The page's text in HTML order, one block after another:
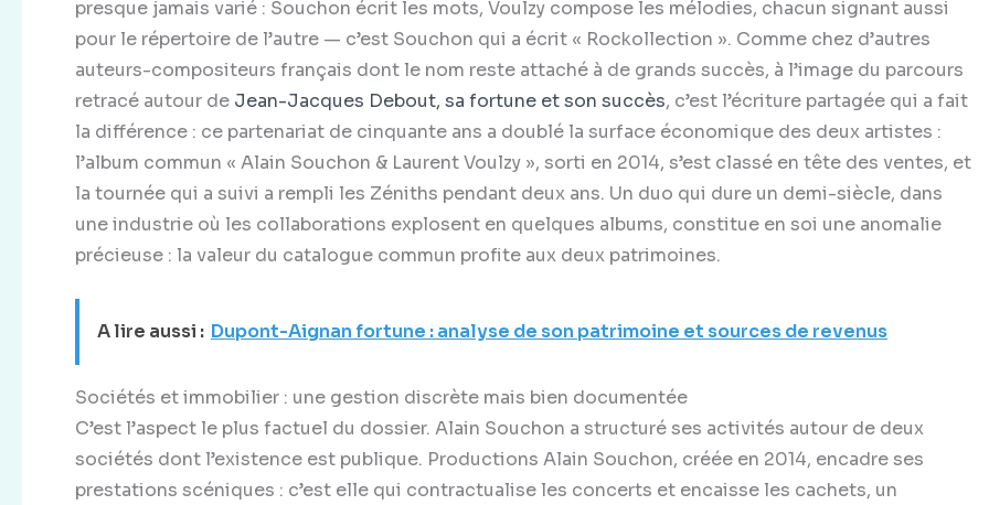
presque jamais varié : Souchon écrit les mots, Voulzy compose les mélodies, chacun signant aussi
pour le répertoire de l’autre — c’est Souchon qui a écrit « Rockollection ». Comme chez d’autres
auteurs-compositeurs français dont le nom reste attaché à de grands succès, à l’image du parcours
retracé autour de Jean-Jacques Debout, sa fortune et son succès, c’est l’écriture partagée qui a fait
la différence : ce partenariat de cinquante ans a doublé la surface économique des deux artistes :
l’album commun « Alain Souchon & Laurent Voulzy », sorti en 2014, s’est classé en tête des ventes, et
la tournée qui a suivi a rempli les Zéniths pendant deux ans. Un duo qui dure un demi-siècle, dans
une industrie où les collaborations explosent en quelques albums, constitue en soi une anomalie
précieuse : la valeur du catalogue commun profite aux deux patrimoines.
A lire aussi : Dupont-Aignan fortune : analyse de son patrimoine et sources de revenus
Sociétés et immobilier : une gestion discrète mais bien documentée
C’est l’aspect le plus factuel du dossier. Alain Souchon a structuré ses activités autour de deux
sociétés dont l’existence est publique. Productions Alain Souchon, créée en 2014, encadre ses
prestations scéniques : c’est elle qui contractualise les concerts et encaisse les cachets, un